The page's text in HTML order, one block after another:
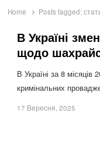
Home Posts tagged:
В Україні
щодо
В Україні за 8 місяців
кримінальних
17 Вересня, 2025